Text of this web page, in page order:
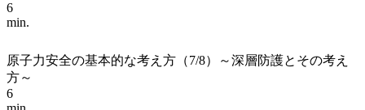
6
min.
原子力安全の基本的な考え方（7/8）～深層防護とその考え
方～
6